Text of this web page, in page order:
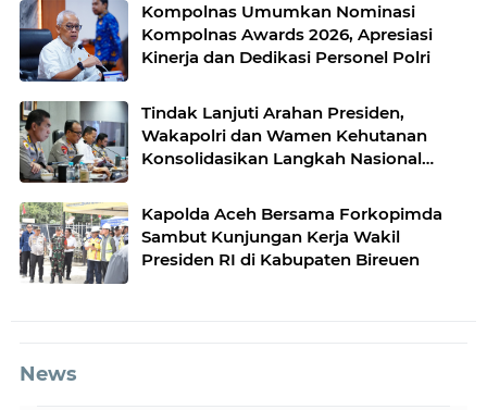
Kompolnas Umumkan Nominasi
Kompolnas Awards 2026, Apresiasi
Kinerja dan Dedikasi Personel Polri
Tindak Lanjuti Arahan Presiden,
Wakapolri dan Wamen Kehutanan
Konsolidasikan Langkah Nasional
Kapolda Aceh Bersama Forkopimda
Sambut Kunjungan Kerja Wakil
Presiden RI di Kabupaten Bireuen
News